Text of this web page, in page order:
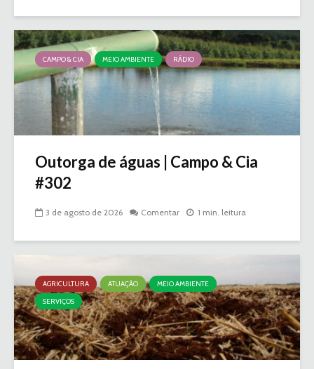
CAMPO & CIA MEIO AMBIENTE RÁDIO
Outorga de águas | Campo & Cia
#302
3 de agosto de 2026 Comentar 1 min. leitura
AGRICULTURA ATUAÇÃO
MEIO AMBIENTE
SERVIÇOS